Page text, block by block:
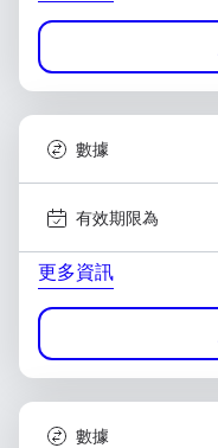
數據
有效期限為
更多資訊
數據